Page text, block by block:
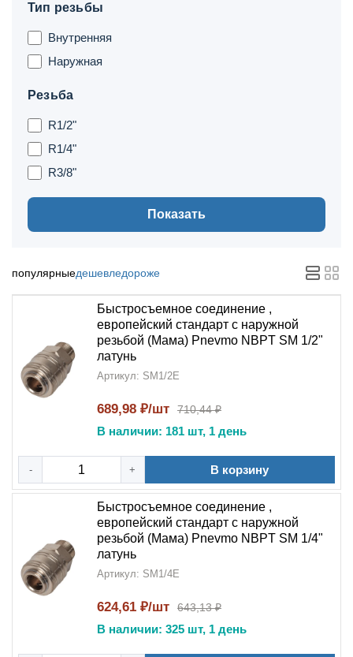
Тип резьбы
Внутренняя
Наружная
Резьба
R1/2"
R1/4"
R3/8"
Показать
популярныедешевледороже
Быстросъемное соединение ,
европейский стандарт с наружной
резьбой (Мама) Pnevmo NBPT SM 1/2"
латунь
Артикул: SM1/2E
689,98 ₽/шт 710,44 ₽
В наличии: 181 шт, 1 день
- + В корзину
Быстросъемное соединение ,
европейский стандарт с наружной
резьбой (Мама) Pnevmo NBPT SM 1/4"
латунь
Артикул: SM1/4E
624,61 ₽/шт 643,13 ₽
В наличии: 325 шт, 1 день